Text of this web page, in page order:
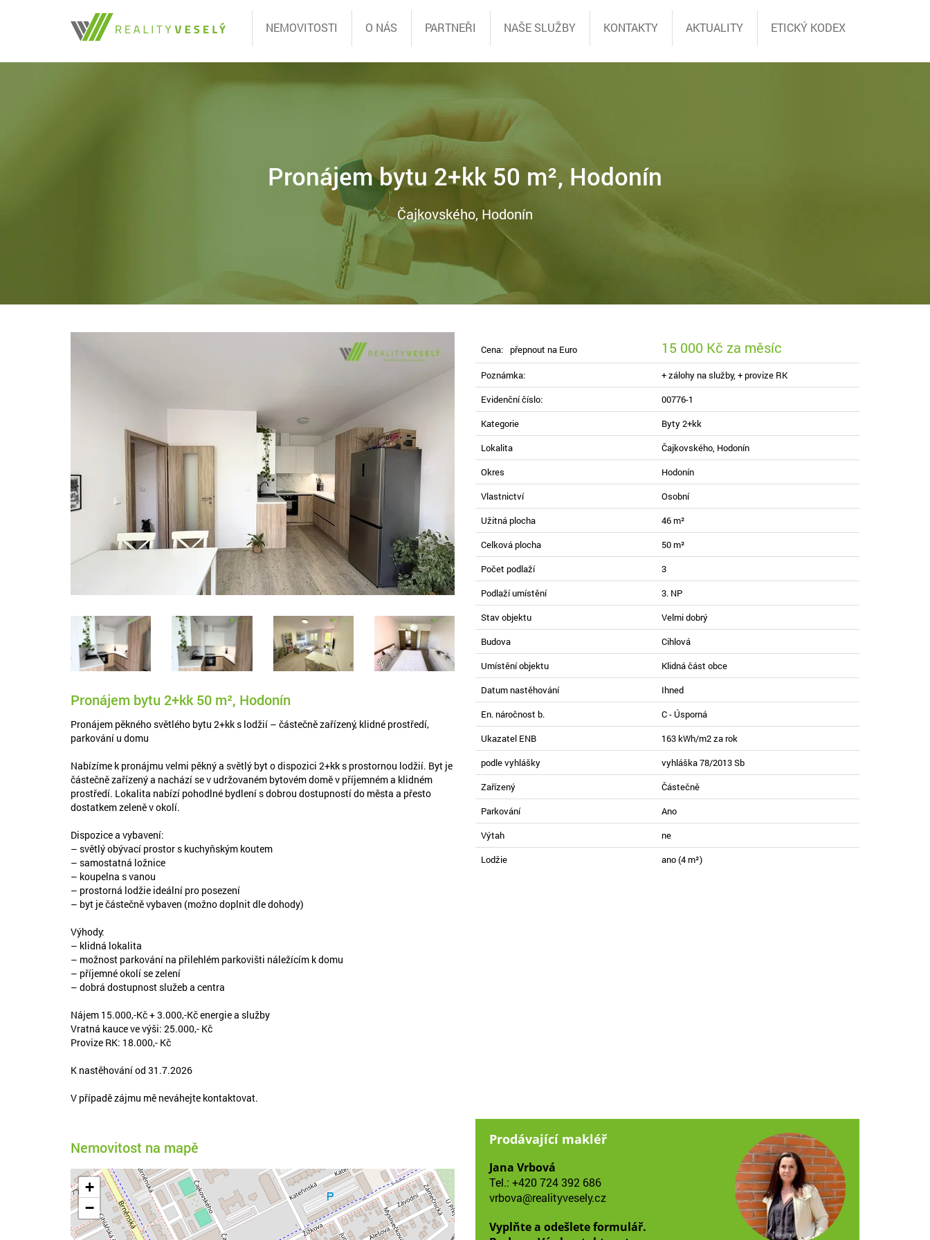
NEMOVITOSTI O NÁS PARTNEŘI NAŠE SLUŽBY KONTAKTY AKTUALITY ETICKÝ KODEX
Pronájem bytu 2+kk 50 m², Hodonín
Čajkovského, Hodonín
Pronájem bytu 2+kk 50 m², Hodonín
Pronájem pěkného světlého bytu 2+kk s lodžií – částečně zařízený, klidné prostředí,
parkování u domu
Nabízíme k pronájmu velmi pěkný a světlý byt o dispozici 2+kk s prostornou lodžií. Byt je
částečně zařízený a nachází se v udržovaném bytovém domě v příjemném a klidném
prostředí. Lokalita nabízí pohodlné bydlení s dobrou dostupností do města a přesto
dostatkem zeleně v okolí.
Dispozice a vybavení:
– světlý obývací prostor s kuchyňským koutem
– samostatná ložnice
– koupelna s vanou
– prostorná lodžie ideální pro posezení
– byt je částečně vybaven (možno doplnit dle dohody)
Výhody:
– klidná lokalita
– možnost parkování na přilehlém parkovišti náležícím k domu
– příjemné okolí se zelení
– dobrá dostupnost služeb a centra
Nájem 15.000,-Kč + 3.000,-Kč energie a služby
Vratná kauce ve výši: 25.000,- Kč
Provize RK: 18.000,- Kč
K nastěhování od 31.7.2026
V případě zájmu mě neváhejte kontaktovat.
Cena: přepnout na Euro 15 000 Kč za měsíc
Poznámka:
+ zálohy na služby, + provize RK
Evidenční číslo:
00776-1
Kategorie
Byty 2+kk
Lokalita
Čajkovského, Hodonín
Okres
Hodonín
Vlastnictví
Osobní
Užitná plocha
46 m²
Celková plocha
50 m²
Počet podlaží
3
Podlaží umístění
3. NP
Stav objektu
Velmi dobrý
Budova
Cihlová
Umístění objektu
Klidná část obce
Datum nastěhování
Ihned
En. náročnost b.
C - Úsporná
Ukazatel ENB
163 kWh/m2 za rok
podle vyhlášky
vyhláška 78/2013 Sb
Zařízený
Částečně
Parkování
Ano
Výtah
ne
Lodžie
ano (4 m²)
Nemovitost na mapě
+
−
Prodávající makléř
Jana Vrbová
Tel.: +420 724 392 686
vrbova@realityvesely.cz
Vyplňte a odešlete formulář.